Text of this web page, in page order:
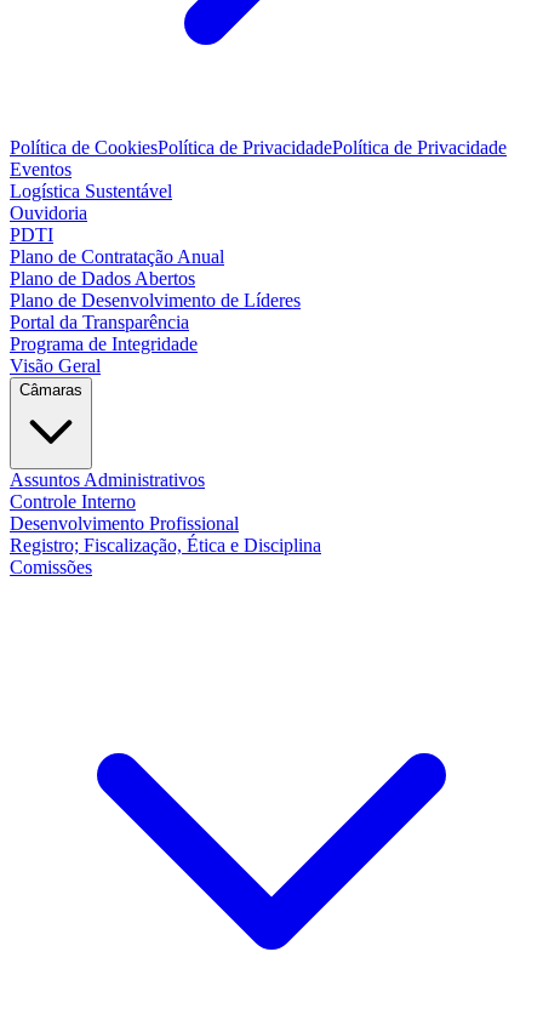
Política de CookiesPolítica de PrivacidadePolítica de Privacidade
Eventos
Logística Sustentável
Ouvidoria
PDTI
Plano de Contratação Anual
Plano de Dados Abertos
Plano de Desenvolvimento de Líderes
Portal da Transparência
Programa de Integridade
Visão Geral
Câmaras
Assuntos Administrativos
Controle Interno
Desenvolvimento Profissional
Registro; Fiscalização, Ética e Disciplina
Comissões